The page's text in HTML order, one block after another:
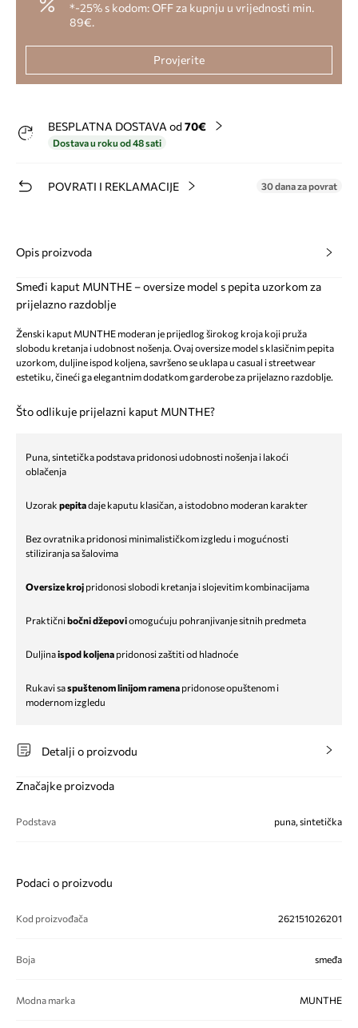
*-25% s kodom: OFF za kupnju u vrijednosti min.
89€.
Provjerite
BESPLATNA DOSTAVA od 70€
Dostava u roku od 48 sati
POVRATI I REKLAMACIJE 30 dana za povrat
Opis proizvoda
Smeđi kaput MUNTHE – oversize model s pepita uzorkom za
prijelazno razdoblje
Ženski kaput MUNTHE moderan je prijedlog širokog kroja koji pruža
slobodu kretanja i udobnost nošenja. Ovaj oversize model s klasičnim pepita
uzorkom, duljine ispod koljena, savršeno se uklapa u casual i streetwear
estetiku, čineći ga elegantnim dodatkom garderobe za prijelazno razdoblje.
Što odlikuje prijelazni kaput MUNTHE?
Puna, sintetička podstava pridonosi udobnosti nošenja i lakoći
oblačenja
Uzorak pepitadaje kaputu klasičan, a istodobno moderan karakter
Bez ovratnika pridonosi minimalističkom izgledu i mogućnosti
stiliziranja sa šalovima
Oversize kroj pridonosi slobodi kretanja i slojevitim kombinacijama
Praktičnibočni džepoviomogućuju pohranjivanje sitnih predmeta
Duljinaispod koljena pridonosi zaštiti od hladnoće
Rukavi saspuštenom linijom ramena pridonose opuštenom i
modernom izgledu
Detalji o proizvodu
Značajke proizvoda
Podstava puna, sintetička
Podaci o proizvodu
Kod proizvođača 262151026201
Boja smeđa
Modna marka MUNTHE